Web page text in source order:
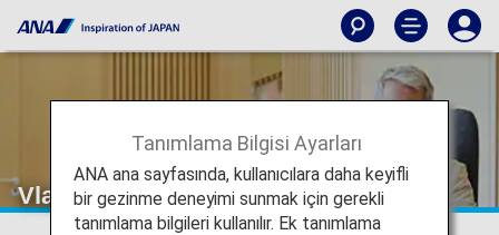
Vladivostok Havaalanı Lounge'u
Tanımlama Bilgisi Ayarları
ANA ana sayfasında, kullanıcılara daha keyifli
bir gezinme deneyimi sunmak için gerekli
tanımlama bilgileri kullanılır. Ek tanımlama